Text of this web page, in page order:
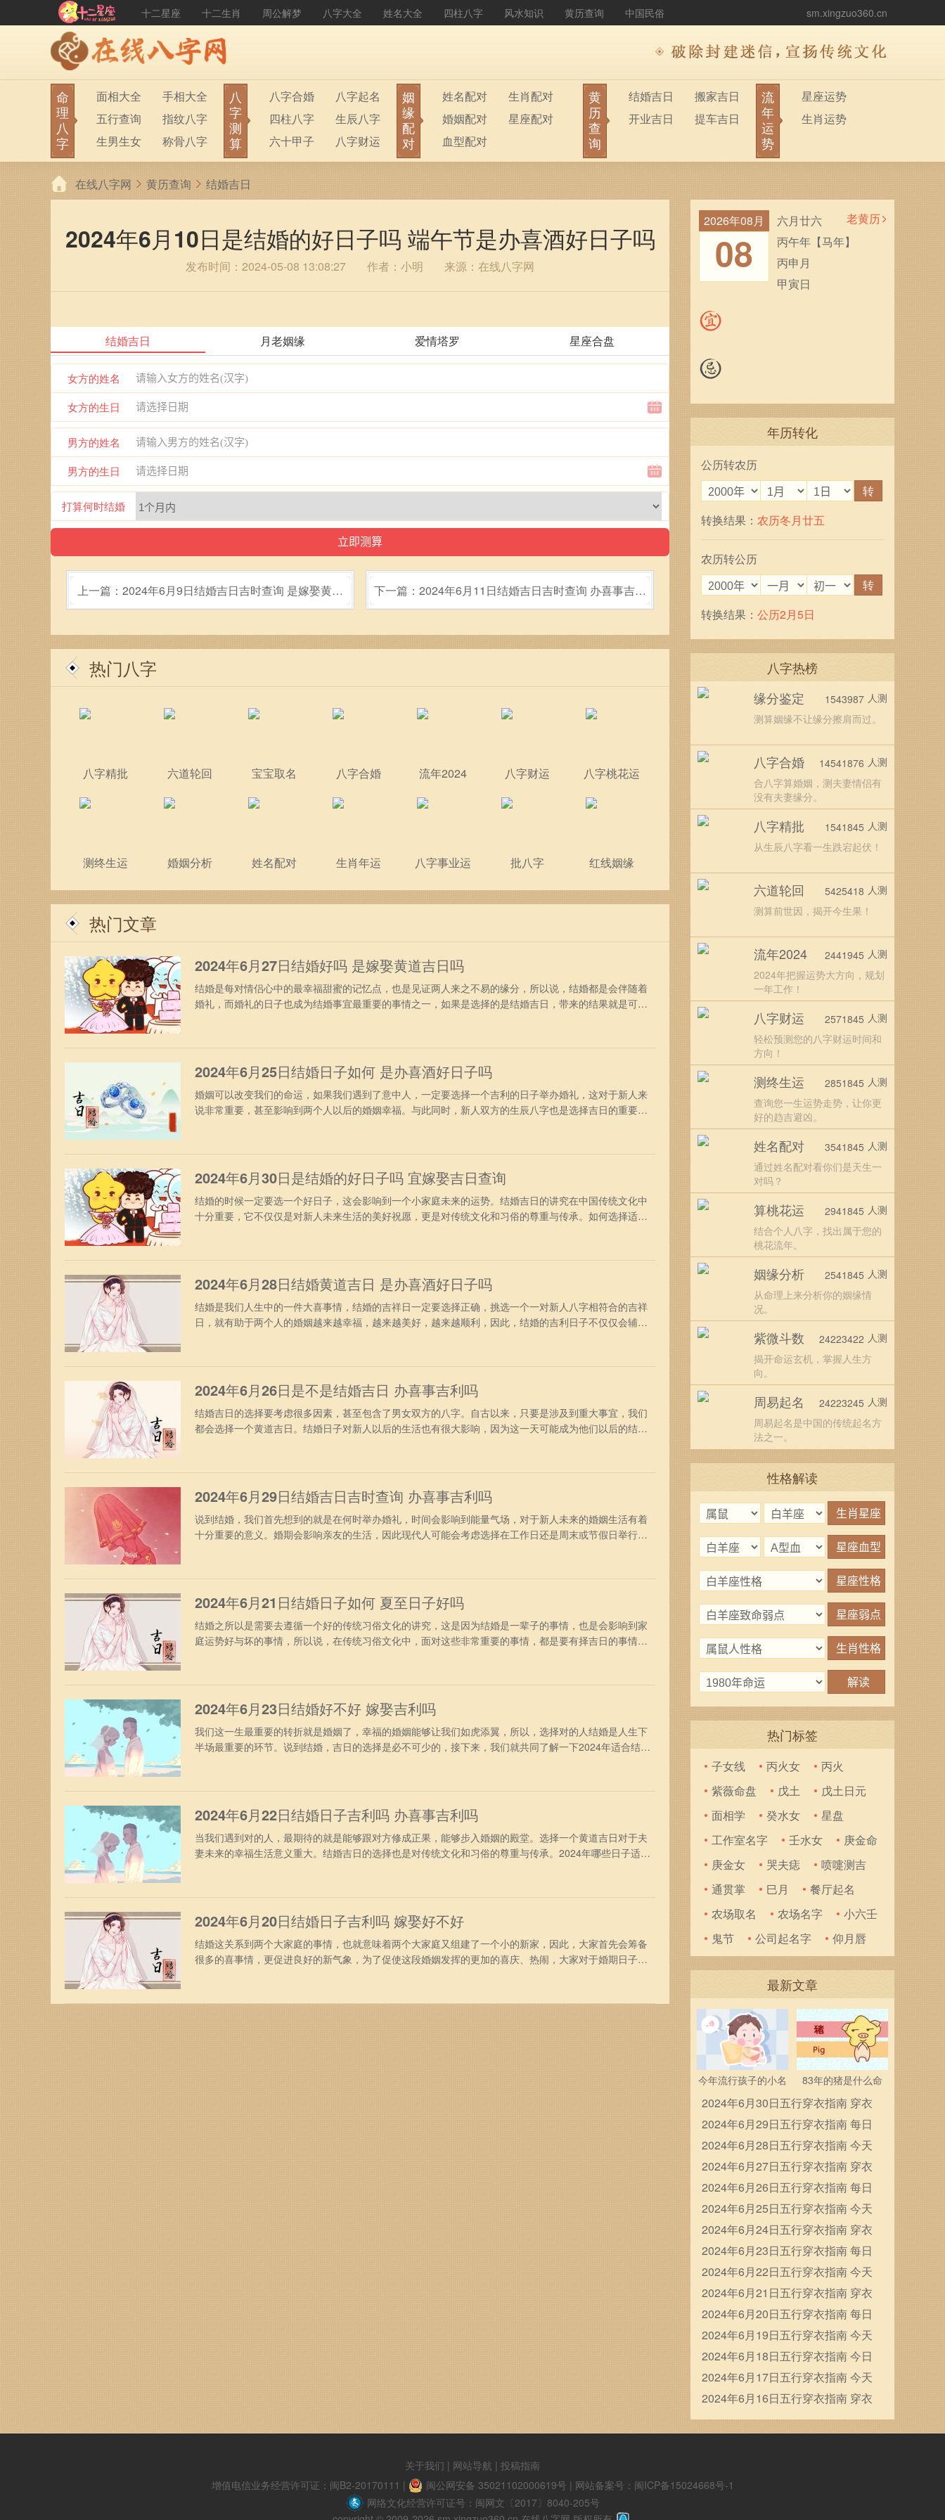
十二星座 十二生肖 周公解梦 八字大全 姓名大全 四柱八字 风水知识 黄历查询 中国民俗 sm.xingzuo360.cn
命
理
八
字
面相大全
手相大全
五行查询
指纹八字
生男生女
称骨八字
八
字
测
算
八字合婚
八字起名
四柱八字
生辰八字
六十甲子
八字财运
姻
缘
配
对
姓名配对
生肖配对
婚姻配对
星座配对
血型配对
黄
历
查
询
结婚吉日
搬家吉日
开业吉日
提车吉日
流
年
运
势
星座运势
生肖运势
在线八字网 黄历查询 结婚吉日
2024年6月10日是结婚的好日子吗 端午节是办喜酒好日子吗
发布时间：2024-05-08 13:08:27 作者：小明 来源：在线八字网
结婚吉日 月老姻缘 爱情塔罗 星座合盘
女方的姓名
女方的生日
男方的姓名
男方的生日
打算何时结婚
上一篇：2024年6月9日结婚吉日吉时查询 是嫁娶黄道 下一篇：2024年6月11日结婚吉日吉时查询 办喜事吉利
热门八字
八字精批 六道轮回 宝宝取名 八字合婚 流年2024 八字财运 八字桃花运
测终生运 婚姻分析 姓名配对 生肖年运 八字事业运 批八字 红线姻缘
热门文章
2024年6月27日结婚好吗 是嫁娶黄道吉日吗
结婚是每对情侣心中的最幸福甜蜜的记忆点，也是见证两人来之不易的缘分，所以说，结婚都是会伴随着
婚礼，而婚礼的日子也成为结婚事宜最重要的事情之一，如果是选择的是结婚吉日，带来的结果就是可以
2024年6月25日结婚日子如何 是办喜酒好日子吗
婚姻可以改变我们的命运，如果我们遇到了意中人，一定要选择一个吉利的日子举办婚礼，这对于新人来
说非常重要，甚至影响到两个人以后的婚姻幸福。与此同时，新人双方的生辰八字也是选择吉日的重要参
2024年6月30日是结婚的好日子吗 宜嫁娶吉日查询
结婚的时候一定要选一个好日子，这会影响到一个小家庭未来的运势。结婚吉日的讲究在中国传统文化中
十分重要，它不仅仅是对新人未来生活的美好祝愿，更是对传统文化和习俗的尊重与传承。如何选择适合
2024年6月28日结婚黄道吉日 是办喜酒好日子吗
结婚是我们人生中的一件大喜事情，结婚的吉祥日一定要选择正确，挑选一个一对新人八字相符合的吉祥
日，就有助于两个人的婚姻越来越幸福，越来越美好，越来越顺利，因此，结婚的吉利日子不仅仅会辅助
2024年6月26日是不是结婚吉日 办喜事吉利吗
结婚吉日的选择要考虑很多因素，甚至包含了男女双方的八字。自古以来，只要是涉及到重大事宜，我们
都会选择一个黄道吉日。结婚日子对新人以后的生活也有很大影响，因为这一天可能成为他们以后的结婚
2024年6月29日结婚吉日吉时查询 办喜事吉利吗
说到结婚，我们首先想到的就是在何时举办婚礼，时间会影响到能量气场，对于新人未来的婚姻生活有着
十分重要的意义。婚期会影响亲友的生活，因此现代人可能会考虑选择在工作日还是周末或节假日举行婚
2024年6月21日结婚日子如何 夏至日子好吗
结婚之所以是需要去遵循一个好的传统习俗文化的讲究，这是因为结婚是一辈子的事情，也是会影响到家
庭运势好与坏的事情，所以说，在传统习俗文化中，面对这些非常重要的事情，都是要有择吉日的事情，
2024年6月23日结婚好不好 嫁娶吉利吗
我们这一生最重要的转折就是婚姻了，幸福的婚姻能够让我们如虎添翼，所以，选择对的人结婚是人生下
半场最重要的环节。说到结婚，吉日的选择是必不可少的，接下来，我们就共同了解一下2024年适合结婚
2024年6月22日结婚日子吉利吗 办喜事吉利吗
当我们遇到对的人，最期待的就是能够跟对方修成正果，能够步入婚姻的殿堂。选择一个黄道吉日对于夫
妻未来的幸福生活意义重大。结婚吉日的选择也是对传统文化和习俗的尊重与传承。2024年哪些日子适合
2024年6月20日结婚日子吉利吗 嫁娶好不好
结婚这关系到两个大家庭的事情，也就意味着两个大家庭又组建了一个小的新家，因此，大家首先会筹备
很多的喜事情，更促进良好的新气象，为了促使这段婚姻发挥的更加的喜庆、热闹，大家对于婚期日子的
四柱八字：年柱：甲辰月柱：庚午日柱：
老黄历
2026年08月
08
六月廿六
丙午年【马年】
丙申月
甲寅日
年历转化
公历转农历
转
转换结果： 农历冬月廿五
农历转公历
转
转换结果： 公历2月5日
八字热榜
缘分鉴定
测算姻缘不让缘分擦肩而过。
1543987 人测
八字合婚
合八字算婚姻，测夫妻情侣有
没有夫妻缘分。
14541876 人测
八字精批
从生辰八字看一生跌宕起伏！
1541845 人测
六道轮回
测算前世因，揭开今生果！
5425418 人测
流年2024
2024年把握运势大方向，规划
一年工作！
2441945 人测
八字财运
轻松预测您的八字财运时间和
方向！
2571845 人测
测终生运
查询您一生运势走势，让你更
好的趋吉避凶。
2851845 人测
姓名配对
通过姓名配对看你们是天生一
对吗？
3541845 人测
算桃花运
结合个人八字，找出属于您的
桃花流年。
2941845 人测
姻缘分析
从命理上来分析你的姻缘情
况。
2541845 人测
紫微斗数
揭开命运玄机，掌握人生方
向。
24223422 人测
周易起名
周易起名是中国的传统起名方
法之一。
24223245 人测
性格解读
热门标签
子女线 丙火女
丙火
紫薇命盘
戊土
戊土日元
面相学
癸水女
星盘
工作室名字
壬水女
庚金命
庚金女
哭夫痣
喷嚏测吉
通贯掌
巳月
餐厅起名
农场取名
农场名字
小六壬
鬼节
公司起名字 仰月唇
最新文章
今年流行孩子的小名 83年的猪是什么命
2024年6月30日五行穿衣指南 穿衣
五行色搭配
2024年6月29日五行穿衣指南 每日
穿衣五行颜色运势
2024年6月28日五行穿衣指南 今天
穿衣颜色是什么查询
2024年6月27日五行穿衣指南 穿衣
五行色搭配
2024年6月26日五行穿衣指南 每日
穿衣五行颜色运势
2024年6月25日五行穿衣指南 今天
穿衣颜色是什么查询
2024年6月24日五行穿衣指南 穿衣
五行色搭配
2024年6月23日五行穿衣指南 每日
穿衣五行颜色运势
2024年6月22日五行穿衣指南 今天
穿衣颜色是什么查询
2024年6月21日五行穿衣指南 穿衣
五行色搭配
2024年6月20日五行穿衣指南 每日
穿衣五行颜色运势
2024年6月19日五行穿衣指南 今天
穿衣颜色是什么查询
2024年6月18日五行穿衣指南 今日
幸运颜色是什么
2024年6月17日五行穿衣指南 今天
穿衣颜色是什么查询
2024年6月16日五行穿衣指南 穿衣
五行色搭配
关于我们 | 网站导航 | 投稿指南
增值电信业务经营许可证：闽B2-20170111 | 闽公网安备 35021102000619号 | 网站备案号：闽ICP备15024668号-1
网络文化经营许可证号：闽网文〔2017〕8040-205号